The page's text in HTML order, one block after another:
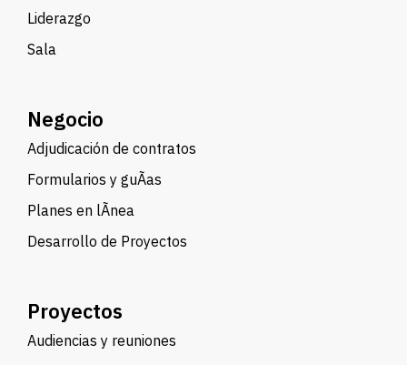
Liderazgo
Sala
Negocio
Adjudicación de contratos
Formularios y guÃ­as
Planes en lÃ­nea
Desarrollo de Proyectos
Proyectos
Audiencias y reuniones